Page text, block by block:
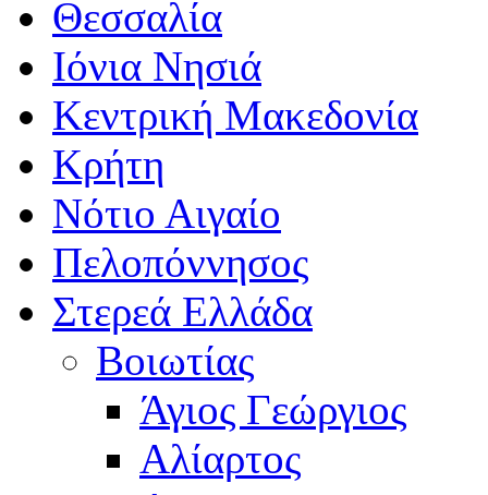
Θεσσαλία
Ιόνια Νησιά
Κεντρική Μακεδονία
Κρήτη
Νότιο Αιγαίο
Πελοπόννησος
Στερεά Ελλάδα
Βοιωτίας
Άγιος Γεώργιος
Αλίαρτος